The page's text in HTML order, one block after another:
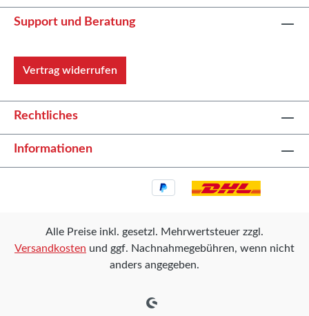
Support und Beratung
Vertrag widerrufen
Rechtliches
Informationen
Alle Preise inkl. gesetzl. Mehrwertsteuer zzgl.
Versandkosten und ggf. Nachnahmegebühren, wenn nicht
anders angegeben.